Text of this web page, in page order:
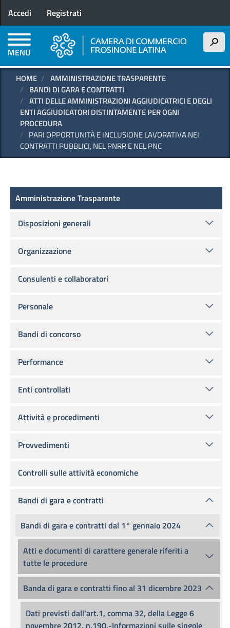
principale
Menu profilo utente
Accedi Registrati
MENU
h
HOME
AMMINISTRAZIONE TRASPARENTE
BANDI DI GARA E CONTRATTI
ATTI DELLE AMMINISTRAZIONI AGGIUDICATRICI E DEGLI
ENTI AGGIUDICATORI DISTINTAMENTE PER OGNI
PROCEDURA
PARI OPPORTUNITÀ E INCLUSIONE LAVORATIVA NEI
CONTRATTI PUBBLICI, NEL PNRR E NEL PNC
Amministrazione Trasparente
Amministrazione Trasparente
Disposizioni generali
Organizzazione
Consulenti e collaboratori
Personale
Bandi di concorso
Performance
Enti controllati
Attività e procedimenti
Provvedimenti
Controlli sulle attività economiche
Bandi di gara e contratti
Bandi di gara e contratti dal 1° gennaio 2024
Atti e documenti di carattere generale riferiti a
tutte le procedure
Banda di gara e contratti fino al 31 dicembre 2023
Dati previsti dall'art.1, comma 32, della Legge 6
novembre 2012, n.190.-Informazioni sulle singole